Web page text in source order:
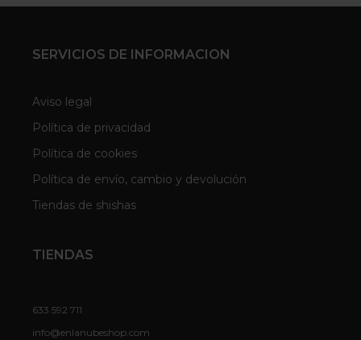
SERVICIOS DE INFORMACION
Aviso legal
Política de privacidad
Política de cookies
Política de envío, cambio y devolución
Tiendas de shishas
TIENDAS
633 592 711
info@enlanubeshop.com